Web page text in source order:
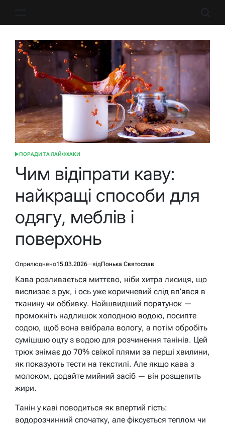
ОПУБЛІКУВАТИ
ПОРАДИ ТА ЛАЙФХАКИ
Чим відіпрати каву:
найкращі способи для
одягу, меблів і
поверхонь
Оприлюднено15.03.2026 відПонька Святослав
Кава розливається миттєво, ніби хитра лисиця, що
вислизає з рук, і ось уже коричневий слід вп’явся в
тканину чи оббивку. Найшвидший порятунок —
промокніть надлишок холодною водою, посипте
содою, щоб вона ввібрала вологу, а потім обробіть
сумішшю оцту з водою для розчинення танінів. Цей
трюк знімає до 70% свіжої плями за перші хвилини,
як показують тести на текстилі. Але якщо кава з
молоком, додайте мийний засіб — він розщепить
жири.
Танін у каві поводиться як впертий гість:
водорозчинний спочатку, але фіксується теплом чи